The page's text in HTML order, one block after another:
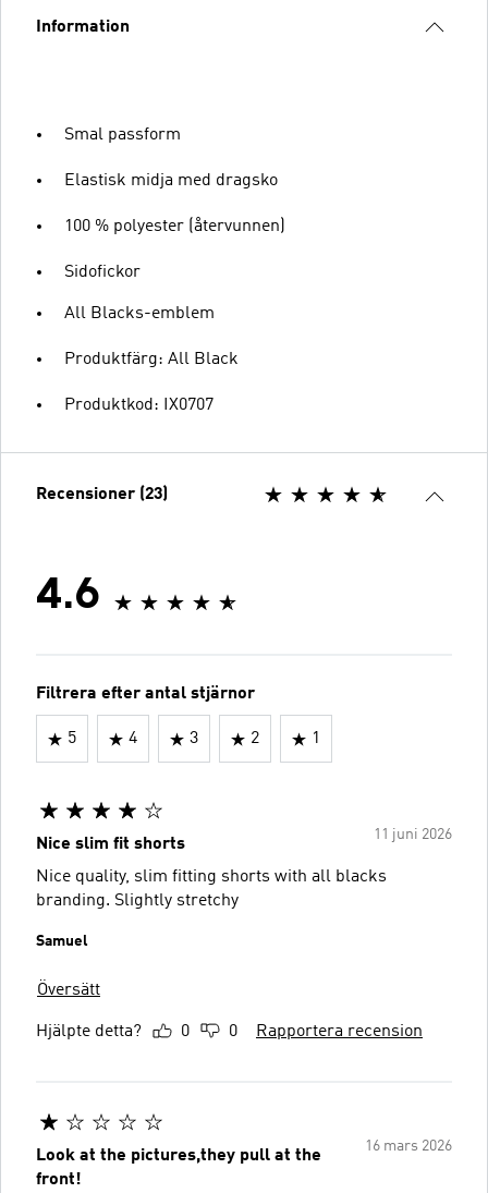
Information
Smal passform
Elastisk midja med dragsko
100 % polyester (återvunnen)
Sidofickor
All Blacks-emblem
Produktfärg: All Black
Produktkod: IX0707
Recensioner (23)
4.6
Filtrera efter antal stjärnor
5 4 3 2 1
11 juni 2026
Nice slim fit shorts
Nice quality, slim fitting shorts with all blacks
branding. Slightly stretchy
Samuel
Översätt
Hjälpte detta? 0 0 Rapportera recension
16 mars 2026
Look at the pictures,they pull at the
front!